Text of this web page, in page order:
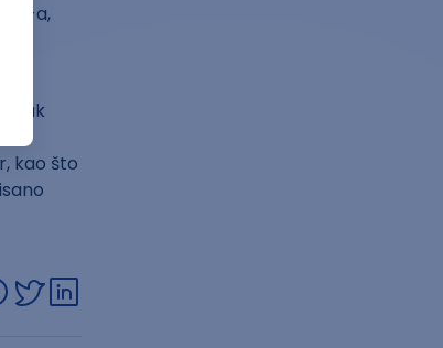
AI-a,
ipak
kao što